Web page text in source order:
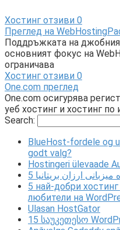
Хостинг отзиви 0
Преглед на
Поддръжката на джобния
основният фокус на
ограничава
Хостинг отзиви 0
One.com преглед
One.com осигурява
уеб хостинг и хостинг
Search:
BlueHost-fordele og
godt valg?
Hostingeri ülevaade
میزبانی ارزان بریتانیا
5 най-добри
любители на
Ulasan HostGator
15 საუკეთესო